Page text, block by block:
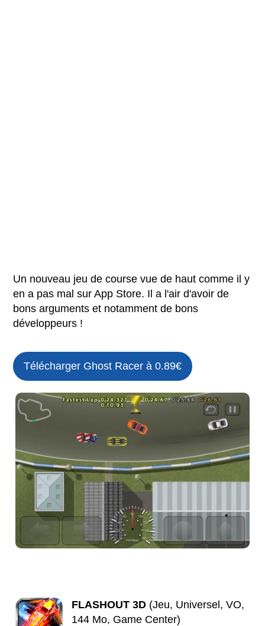
Un nouveau jeu de course vue de haut comme il y
en a pas mal sur App Store. Il a l'air d'avoir de
bons arguments et notamment de bons
développeurs !
Télécharger Ghost Racer à 0.89€
FLASHOUT 3D (Jeu, Universel, VO,
144 Mo, Game Center)